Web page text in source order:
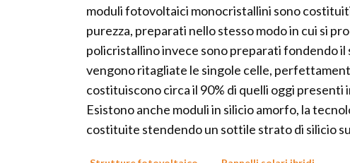
moduli fotovoltaici monocristallini sono
purezza, preparati nello stesso modo in cui si
policristallino invece sono preparati fondendo il
vengono ritagliate le singole celle,
costituiscono circa il 90% di quelli oggi
Esistono anche moduli in silicio amorfo, la
costituite stendendo un sottile strato di silicio